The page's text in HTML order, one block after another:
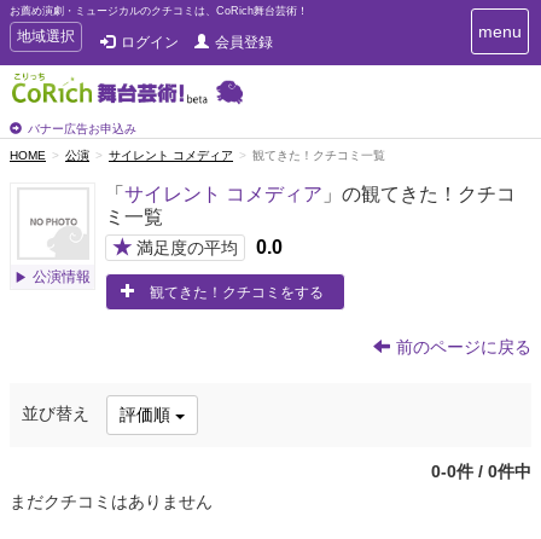
お薦め演劇・ミュージカルのクチコミは、CoRich舞台芸術！
T
o
g
g
e
n
a
t
地域選択 ログイン 会員登録
バナー広告お申込み
T
o
a
i
menu
HOME 公演 サイレント コメディア 観てきた！クチコミ一覧
公演情報
「 サイレント コメディア 」の観てきた！クチコ
ミ一覧
★ 満足度の平均 0.0
観てきた！クチコミをする
前のページに戻る
並び替え 評価順
0-0件 / 0件中
まだクチコミはありません